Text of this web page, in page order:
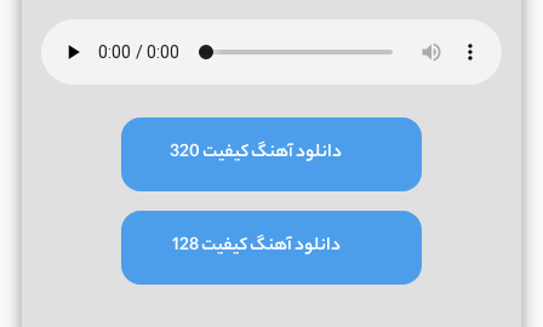
دانلود آهنگ کیفیت 320
دانلود آهنگ کیفیت 128